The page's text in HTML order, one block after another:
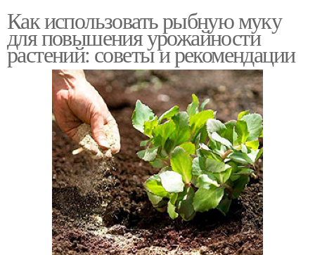
Как использовать рыбную муку
для повышения урожайности
растений: советы и рекомендации